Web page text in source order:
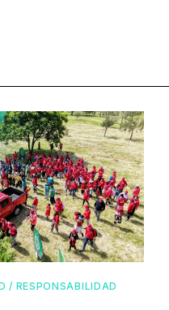
/ RESPONSABILIDAD